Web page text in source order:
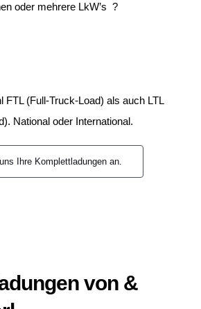
oder mehrere LkW’s ?
FTL (Full-Truck-Load) als auch LTL
National oder International.
Ihre Komplettladungen an.
von &